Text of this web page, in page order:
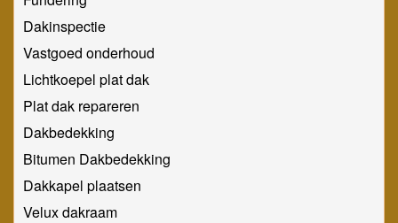
Dakinspectie
Vastgoed onderhoud
Lichtkoepel plat dak
Plat dak repareren
Dakbedekking
Bitumen Dakbedekking
Dakkapel plaatsen
Velux dakraam